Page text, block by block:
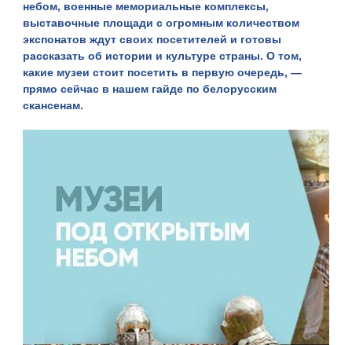
небом, военные мемориальные комплексы,
выставочные площади с огромным количеством
экспонатов ждут своих посетителей и готовы
рассказать об истории и культуре страны. О том,
какие музеи стоит посетить в первую очередь, —
прямо сейчас в нашем гайде по белорусским
скансенам.